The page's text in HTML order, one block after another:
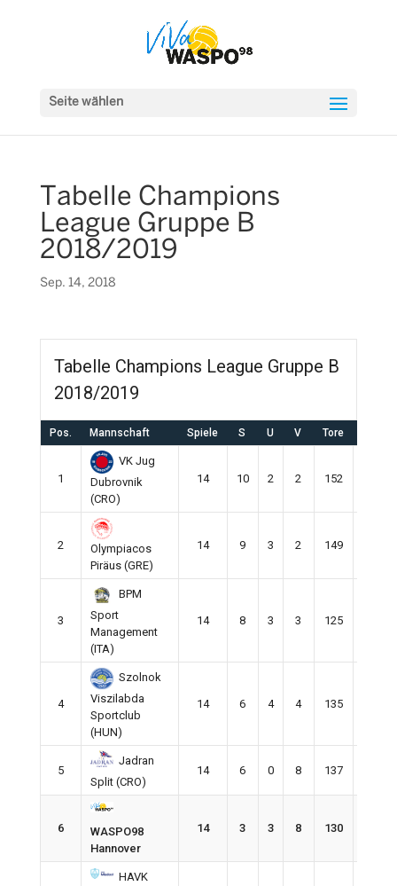
Seite wählen
Tabelle Champions
League Gruppe B
2018/2019
Sep. 14, 2018
Tabelle Champions League Gruppe B
2018/2019
Pos. Mannschaft Spiele S U V Tore
1
VK Jug
Dubrovnik
(CRO)
14 10 2 2 152
2
Olympiacos
Piräus (GRE)
14 9 3 2 149
3
BPM
Sport
Management
(ITA)
14 8 3 3 125
4
Szolnok
Viszilabda
Sportclub
(HUN)
14 6 4 4 135
5
Jadran
Split (CRO)
14 6 0 8 137
6
WASPO98
Hannover
14 3 3 8 130
HAVK